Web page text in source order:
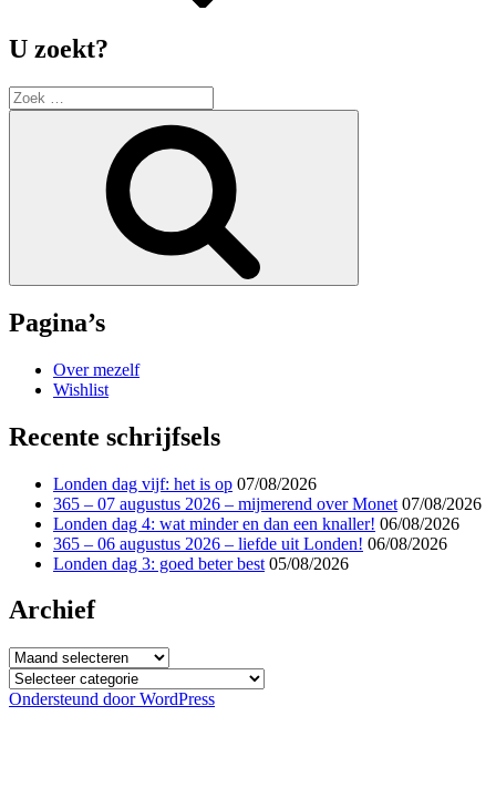
U zoekt?
Zoek
naar:
Pagina’s
Over mezelf
Wishlist
Recente schrijfsels
Londen dag vijf: het is op 07/08/2026
365 – 07 augustus 2026 – mijmerend over Monet 07/08/2026
Londen dag 4: wat minder en dan een knaller! 06/08/2026
365 – 06 augustus 2026 – liefde uit Londen! 06/08/2026
Londen dag 3: goed beter best 05/08/2026
Archief
Archief
Categorieën
Ondersteund door WordPress